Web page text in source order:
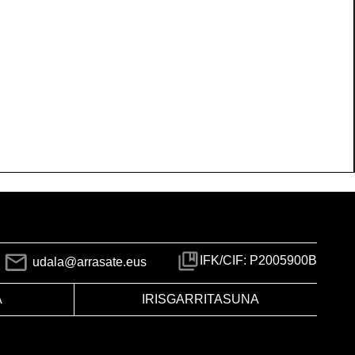
udala@arrasate.eus IFK/CIF: P2005900B
IRISGARRITASUNA